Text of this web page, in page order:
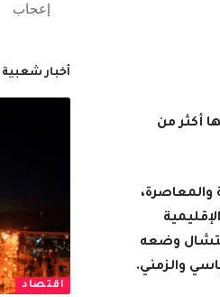
أكثر من
والمعاصرة،
وضعه
والزمني.
إعجاب
أخبار شعبية
اقتصاد